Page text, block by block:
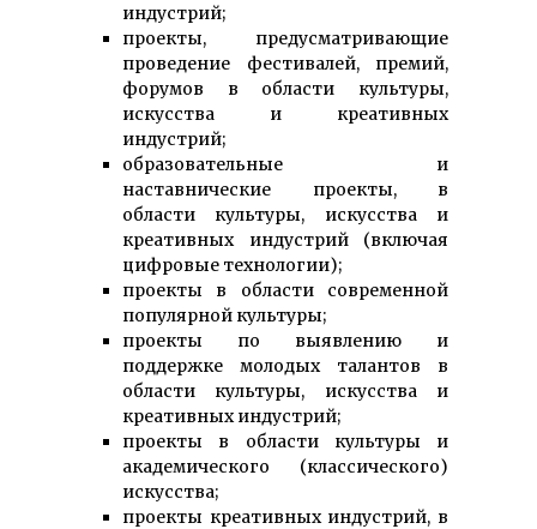
индустрий;
проекты, предусматривающие
проведение фестивалей, премий,
форумов в области культуры,
искусства и креативных
индустрий;
образовательные и
наставнические проекты, в
области культуры, искусства и
креативных индустрий (включая
цифровые технологии);
проекты в области современной
популярной культуры;
проекты по выявлению и
поддержке молодых талантов в
области культуры, искусства и
креативных индустрий;
проекты в области культуры и
академического (классического)
искусства;
проекты креативных индустрий, в